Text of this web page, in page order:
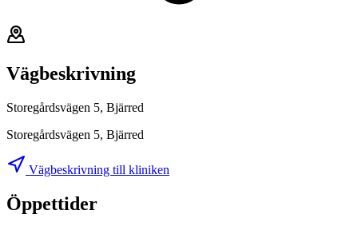
Vägbeskrivning
Storegårdsvägen 5, Bjärred
Storegårdsvägen 5, Bjärred
Vägbeskrivning till kliniken
Öppettider